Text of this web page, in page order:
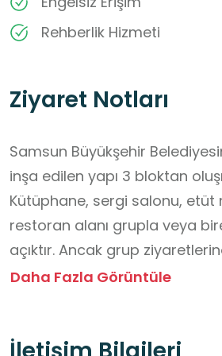
Rehberlik Hizmeti
Ziyaret Notları
Samsun Büyükşehir
inşa edilen yapı 3 bloktan
Kütüphane, sergi salonu, etüt
restoran alanı grupla veya
açıktır. Ancak grup
randevu alınarak ziyaretçi
ziyaretleri ücretsizdir.
Daha Fazla Görüntüle